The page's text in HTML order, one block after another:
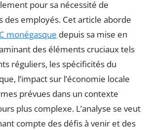
pour sa nécessité de
des employés. Cet article aborde
monégasque depuis sa mise en
des éléments cruciaux tels
réguliers, les spécificités du
l’impact sur l’économie locale
prévues dans un contexte
plus complexe. L’analyse se veut
compte des défis à venir et des